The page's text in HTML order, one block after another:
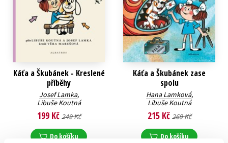
Káťa a Škubánek - Kreslené
příběhy
Josef Lamka,
Libuše Koutná
199 Kč 249 Kč
Do košíku
Káťa a Škubánek zase
spolu
Hana Lamková,
Libuše Koutná
215 Kč 269 Kč
Do košíku